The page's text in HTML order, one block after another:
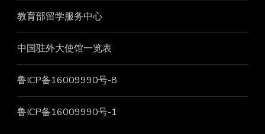
教育部留学服务中心
中国驻外大使馆一览表
鲁ICP备16009990号-8
鲁ICP备16009990号-1